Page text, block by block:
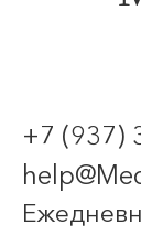
+7 (937)